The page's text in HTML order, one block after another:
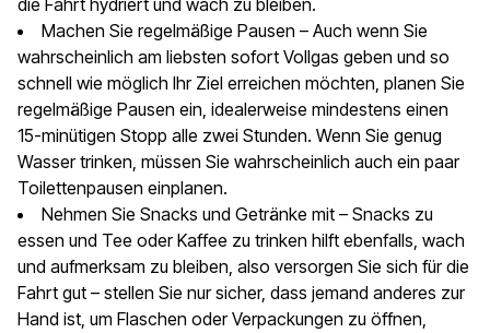
die Fahrt hydriert und wach zu bleiben.
Machen Sie regelmäßige Pausen – Auch wenn Sie
wahrscheinlich am liebsten sofort Vollgas geben und so
schnell wie möglich Ihr Ziel erreichen möchten, planen Sie
regelmäßige Pausen ein, idealerweise mindestens einen
15-minütigen Stopp alle zwei Stunden. Wenn Sie genug
Wasser trinken, müssen Sie wahrscheinlich auch ein paar
Toilettenpausen einplanen.
Nehmen Sie Snacks und Getränke mit – Snacks zu
essen und Tee oder Kaffee zu trinken hilft ebenfalls, wach
und aufmerksam zu bleiben, also versorgen Sie sich für die
Fahrt gut – stellen Sie nur sicher, dass jemand anderes zur
Hand ist, um Flaschen oder Verpackungen zu öffnen,